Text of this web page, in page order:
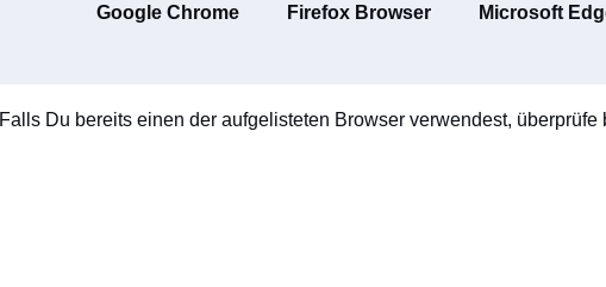
Google Chrome Firefox Browser Microsoft
Falls Du bereits einen der aufgelisteten Browser verwendest,